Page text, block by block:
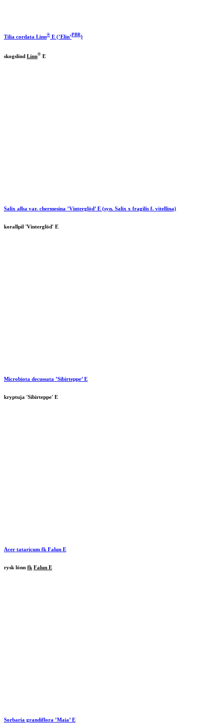
Tilia cordata Linn® E (’Elin’PBR)
skogslind Linn® E
Salix alba var. chermesina ’Vinterglöd’ E (syn. Salix x fragilis f. vitellina)
korallpil 'Vinterglöd' E
Microbiota decussata ’Sibirteppe’ E
kryptuja 'Sibirteppe' E
Acer tataricum fk Falun E
rysk lönn fk Falun E
Sorbaria grandiflora ’Maia’ E